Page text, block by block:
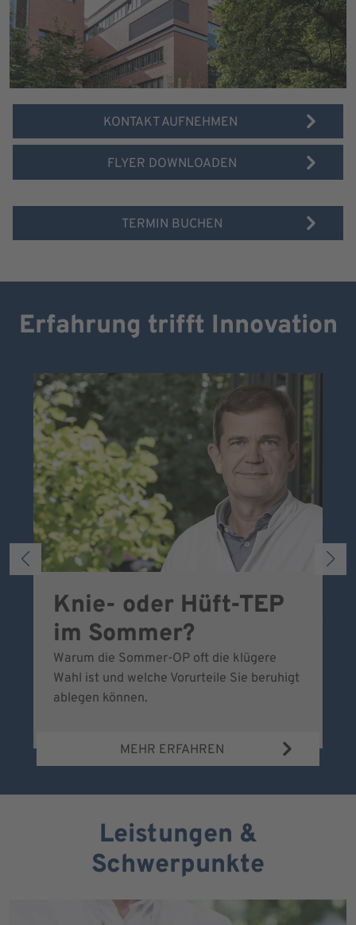
KONTAKT AUFNEHMEN
FLYER DOWNLOADEN
TERMIN BUCHEN
Erfahrung trifft Innovation
Knie- oder Hüft-TEP
im Sommer?
Warum die Sommer-OP oft die klügere
Wahl ist und welche Vorurteile Sie beruhigt
ablegen können.
MEHR ERFAHREN
Leistungen &
Schwerpunkte